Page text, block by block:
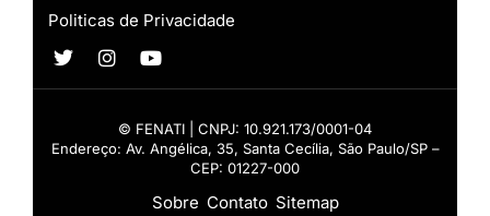
Politicas de Privacidade
© FENATI | CNPJ: 10.921.173/0001-04
Endereço: Av. Angélica, 35, Santa Cecília, São Paulo/SP –
CEP: 01227-000
Sobre Contato Sitemap